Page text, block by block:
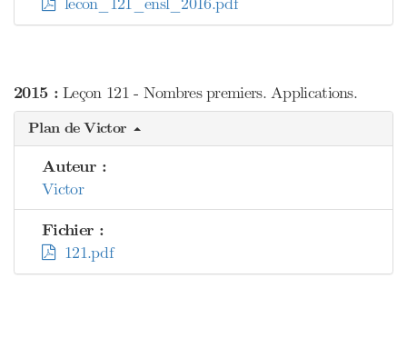
2015 :Leçon 121 - Nombres premiers. Applications.
Plan de Victor
Auteur :
Victor
Fichier :
121.pdf